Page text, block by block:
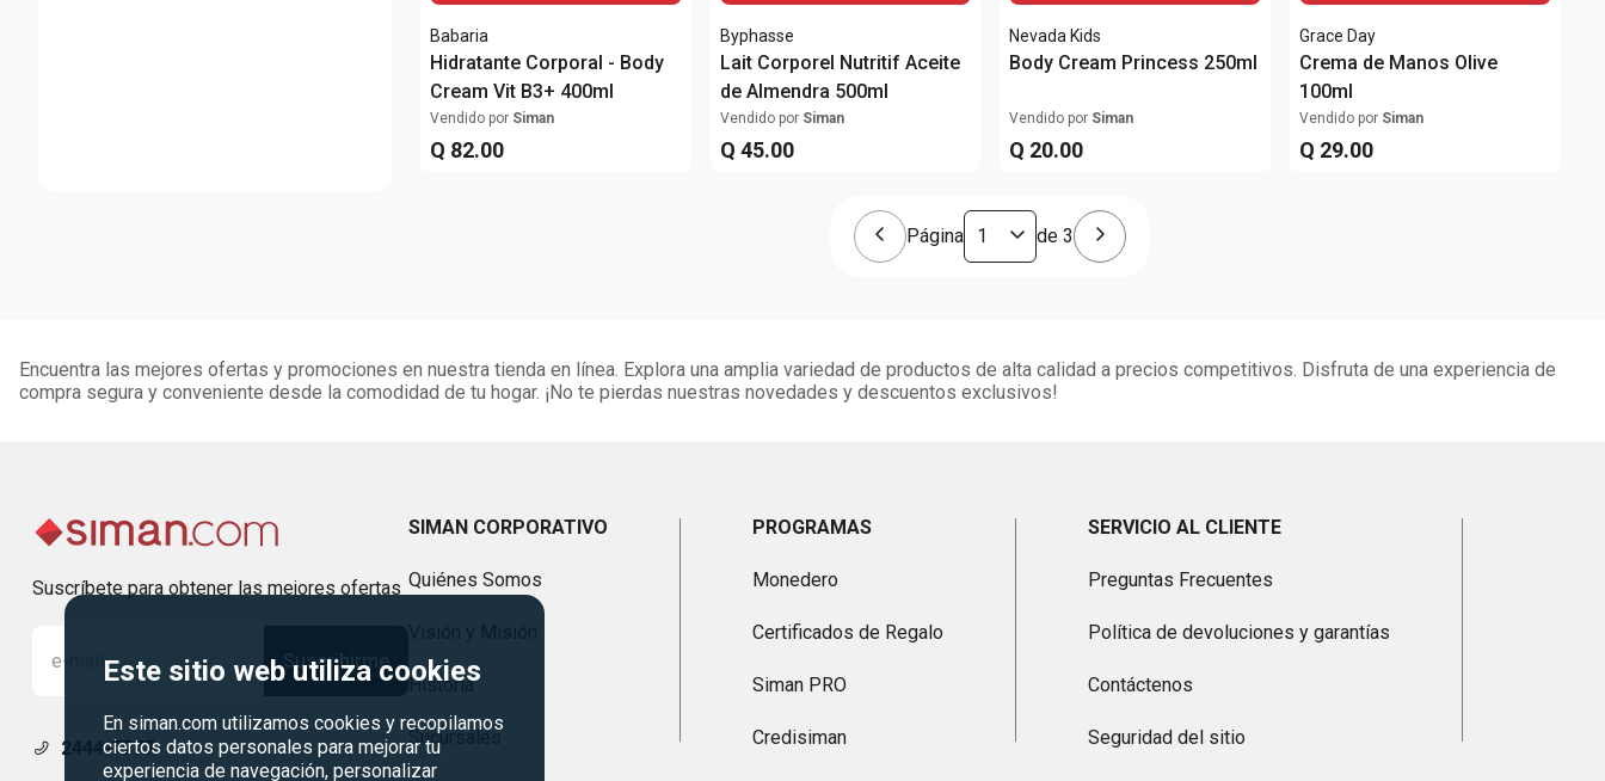
Este sitio web utiliza cookies
En siman.com utilizamos cookies y recopilamos
ciertos datos personales para mejorar tu
experiencia de navegación, personalizar
Babaria
Hidratante Corporal - Body
Cream Vit B3+ 400ml
Vendido por Siman
Q 82.00
Byphasse
Lait Corporel Nutritif Aceite
de Almendra 500ml
Vendido por Siman
Q 45.00
Nevada Kids
Body Cream Princess 250ml
Vendido por Siman
Q 20.00
Grace Day
Crema de Manos Olive
100ml
Vendido por Siman
Q 29.00
Página de3
Encuentra las mejores ofertas y promociones en nuestra tienda en línea. Explora una amplia variedad de productos de alta calidad a precios competitivos. Disfruta de una experiencia de
compra segura y conveniente desde la comodidad de tu hogar. ¡No te pierdas nuestras novedades y descuentos exclusivos!
Suscríbete para obtener las mejores ofertas
Suscribirme
2444-7777
SIMAN CORPORATIVO
Quiénes Somos
Historia
Sucursales
PROGRAMAS
Monedero
Certificados de Regalo
Siman PRO
Credisiman
SERVICIO AL CLIENTE
Preguntas Frecuentes
Política de devoluciones y garantías
Contáctenos
Seguridad del sitio